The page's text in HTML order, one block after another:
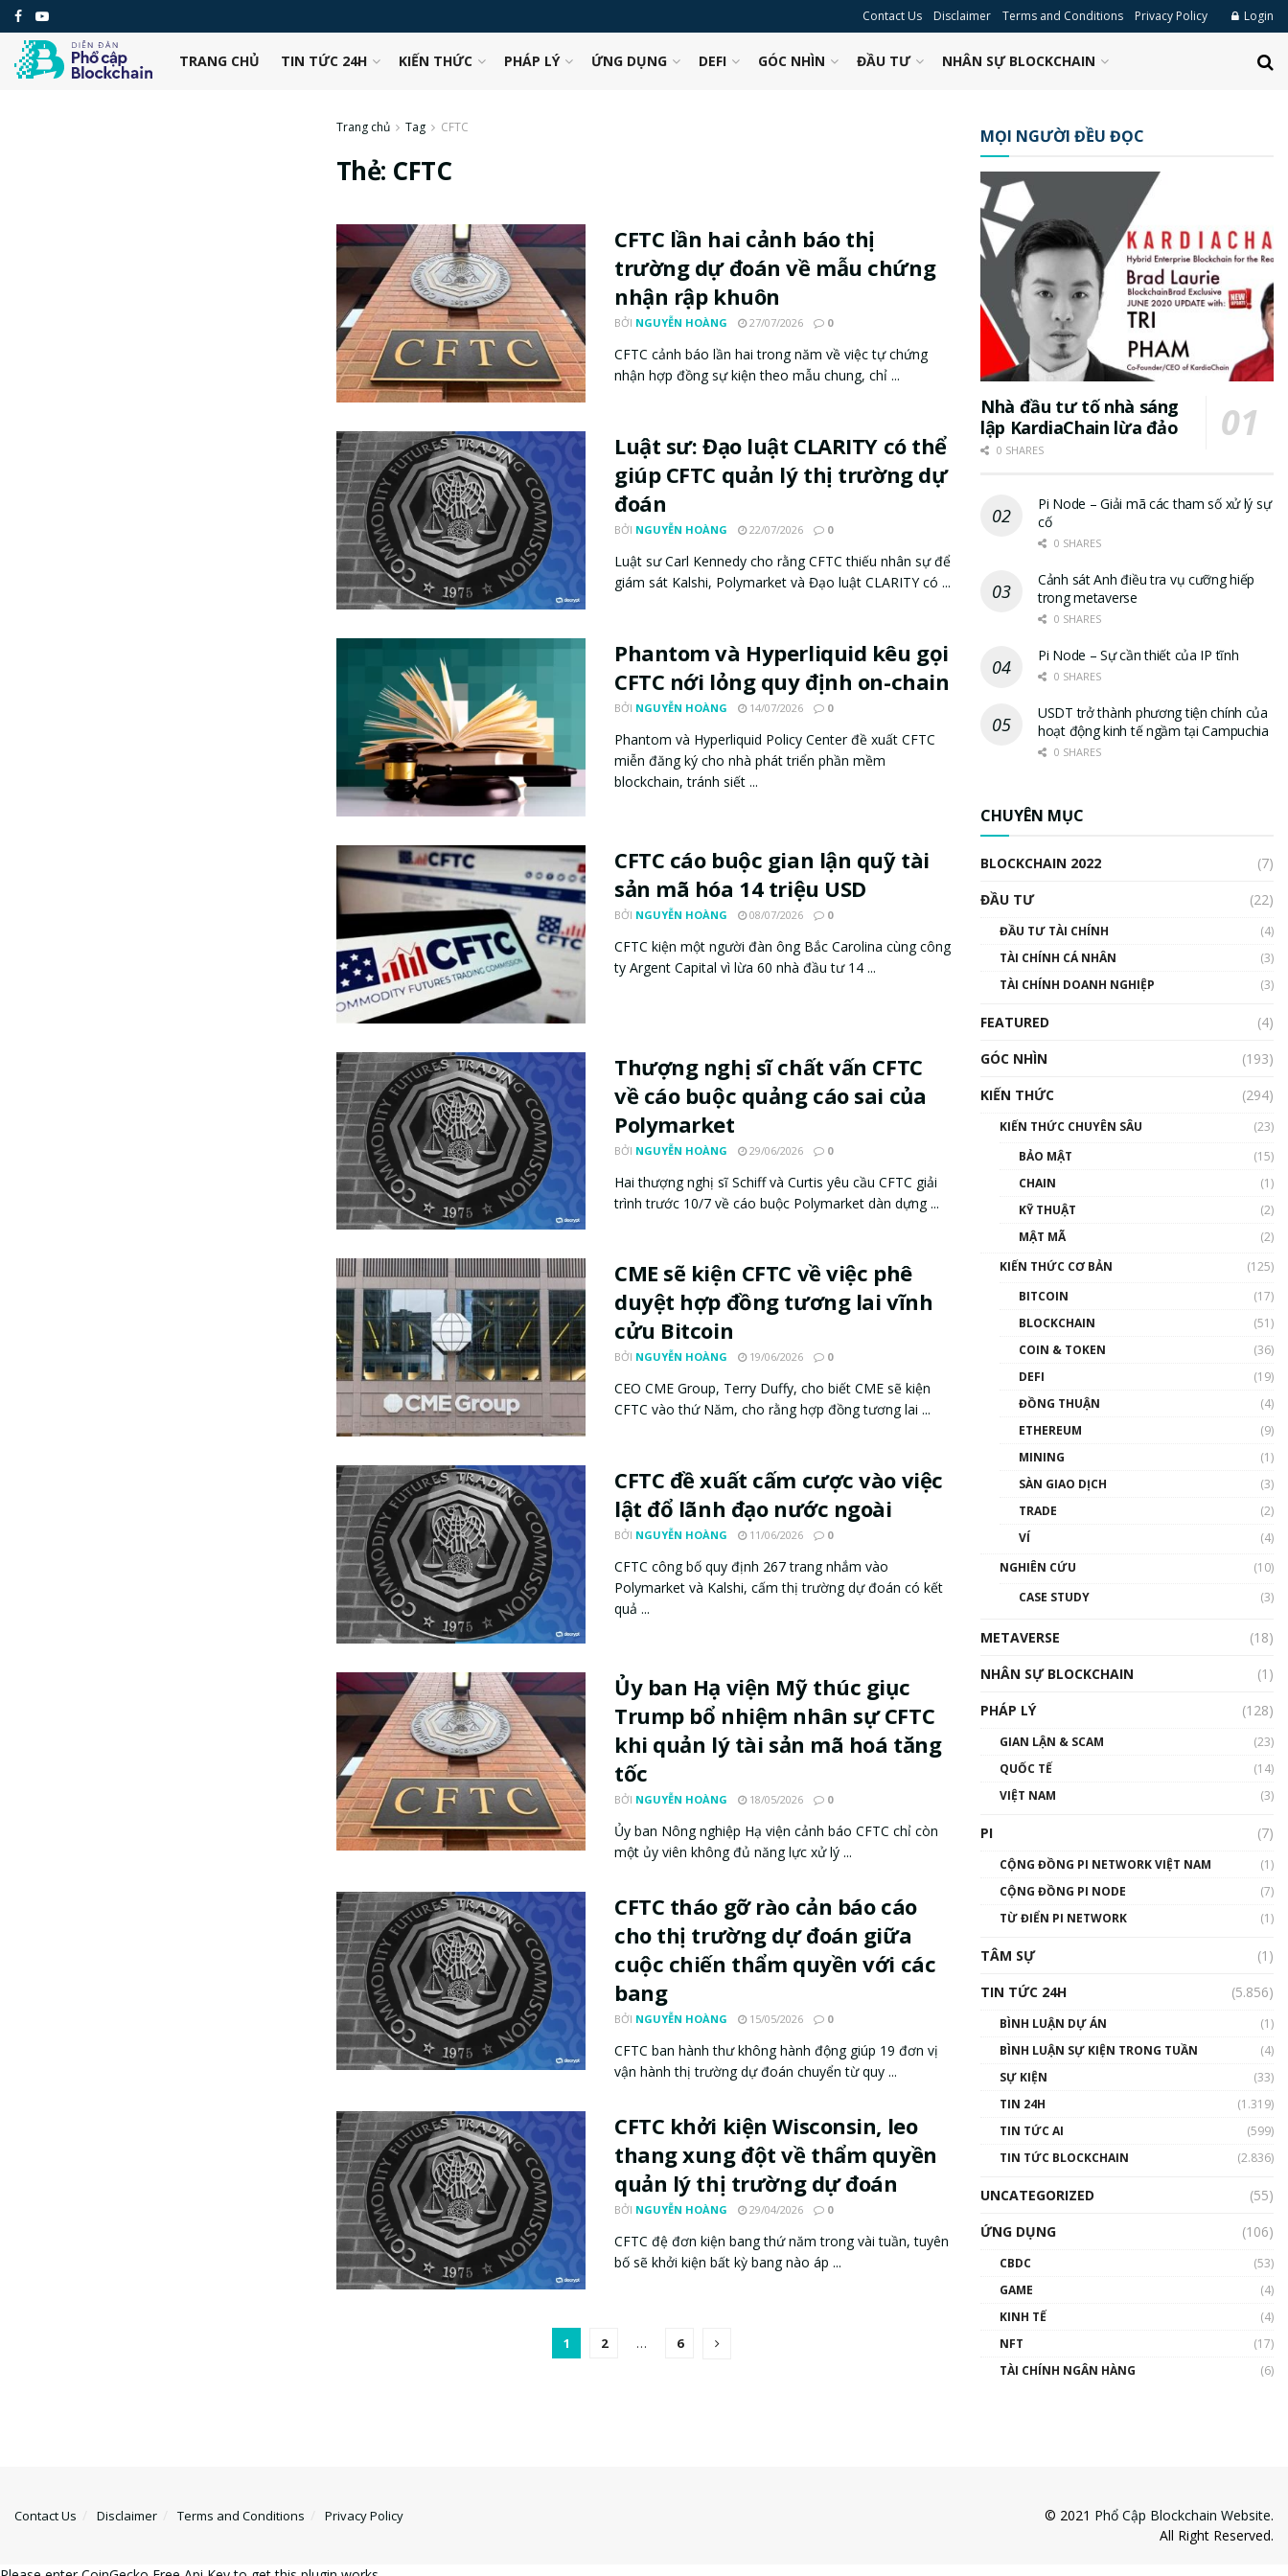
Contact Us Disclaimer Terms and Conditions Privacy Policy Login
TRANG CHỦ TIN TỨC 24H KIẾN THỨC PHÁP LÝ ỨNG DỤNG DEFI GÓC NHÌN ĐẦU TƯ NHÂN SỰ BLOCKCHAIN
Trang chủ Tag CFTC
Thẻ: CFTC
CFTC lần hai cảnh báo thị
trường dự đoán về mẫu chứng
nhận rập khuôn
BỞI NGUYỄN HOÀNG 27/07/2026 0
CFTC cảnh báo lần hai trong năm về việc tự chứng
nhận hợp đồng sự kiện theo mẫu chung, chỉ ...
Luật sư: Đạo luật CLARITY có thể
giúp CFTC quản lý thị trường dự
đoán
BỞI NGUYỄN HOÀNG 22/07/2026 0
Luật sư Carl Kennedy cho rằng CFTC thiếu nhân sự để
giám sát Kalshi, Polymarket và Đạo luật CLARITY có ...
Phantom và Hyperliquid kêu gọi
CFTC nới lỏng quy định on-chain
BỞI NGUYỄN HOÀNG 14/07/2026 0
Phantom và Hyperliquid Policy Center đề xuất CFTC
miễn đăng ký cho nhà phát triển phần mềm
blockchain, tránh siết ...
CFTC cáo buộc gian lận quỹ tài
sản mã hóa 14 triệu USD
BỞI NGUYỄN HOÀNG 08/07/2026 0
CFTC kiện một người đàn ông Bắc Carolina cùng công
ty Argent Capital vì lừa 60 nhà đầu tư 14 ...
Thượng nghị sĩ chất vấn CFTC
về cáo buộc quảng cáo sai của
Polymarket
BỞI NGUYỄN HOÀNG 29/06/2026 0
Hai thượng nghị sĩ Schiff và Curtis yêu cầu CFTC giải
trình trước 10/7 về cáo buộc Polymarket dàn dựng ...
CME sẽ kiện CFTC về việc phê
duyệt hợp đồng tương lai vĩnh
cửu Bitcoin
BỞI NGUYỄN HOÀNG 19/06/2026 0
CEO CME Group, Terry Duffy, cho biết CME sẽ kiện
CFTC vào thứ Năm, cho rằng hợp đồng tương lai ...
CFTC đề xuất cấm cược vào việc
lật đổ lãnh đạo nước ngoài
BỞI NGUYỄN HOÀNG 11/06/2026 0
CFTC công bố quy định 267 trang nhắm vào
Polymarket và Kalshi, cấm thị trường dự đoán có kết
quả ...
Ủy ban Hạ viện Mỹ thúc giục
Trump bổ nhiệm nhân sự CFTC
khi quản lý tài sản mã hoá tăng
tốc
BỞI NGUYỄN HOÀNG 18/05/2026 0
Ủy ban Nông nghiệp Hạ viện cảnh báo CFTC chỉ còn
một ủy viên không đủ năng lực xử lý ...
CFTC tháo gỡ rào cản báo cáo
cho thị trường dự đoán giữa
cuộc chiến thẩm quyền với các
bang
BỞI NGUYỄN HOÀNG 15/05/2026 0
CFTC ban hành thư không hành động giúp 19 đơn vị
vận hành thị trường dự đoán chuyển từ quy ...
CFTC khởi kiện Wisconsin, leo
thang xung đột về thẩm quyền
quản lý thị trường dự đoán
BỞI NGUYỄN HOÀNG 29/04/2026 0
CFTC đệ đơn kiện bang thứ năm trong vài tuần, tuyên
bố sẽ khởi kiện bất kỳ bang nào áp ...
1 2 … 6
MỌI NGƯỜI ĐỀU ĐỌC
Nhà đầu tư tố nhà sáng
lập KardiaChain lừa đảo
0 SHARES
Pi Node – Giải mã các tham số xử lý sự
cố
0 SHARES
Cảnh sát Anh điều tra vụ cưỡng hiếp
trong metaverse
0 SHARES
Pi Node – Sự cần thiết của IP tĩnh
0 SHARES
USDT trở thành phương tiện chính của
hoạt động kinh tế ngầm tại Campuchia
0 SHARES
CHUYÊN MỤC
BLOCKCHAIN 2022
(7)
ĐẦU TƯ
(22)
ĐẦU TƯ TÀI CHÍNH
(4)
TÀI CHÍNH CÁ NHÂN
(3)
TÀI CHÍNH DOANH NGHIỆP
(3)
FEATURED
(4)
GÓC NHÌN
(193)
KIẾN THỨC
(294)
KIẾN THỨC CHUYÊN SÂU
(23)
BẢO MẬT
(15)
CHAIN
(1)
KỸ THUẬT
(2)
MẬT MÃ
(2)
KIẾN THỨC CƠ BẢN
(125)
BITCOIN
(17)
BLOCKCHAIN
(51)
COIN & TOKEN
(36)
DEFI
(19)
ĐỒNG THUẬN
(4)
ETHEREUM
(9)
MINING
(1)
SÀN GIAO DỊCH
(3)
TRADE
(2)
VÍ
(4)
NGHIÊN CỨU
(10)
CASE STUDY
(3)
METAVERSE
(18)
NHÂN SỰ BLOCKCHAIN
(1)
PHÁP LÝ
(128)
GIAN LẬN & SCAM
(23)
QUỐC TẾ
(14)
VIỆT NAM
(3)
PI (7)
CỘNG ĐỒNG PI NETWORK VIỆT NAM
(1)
CỘNG ĐỒNG PI NODE
(7)
TỪ ĐIỂN PI NETWORK
(1)
TÂM SỰ
(1)
TIN TỨC 24H
(5.856)
BÌNH LUẬN DỰ ÁN
(1)
BÌNH LUẬN SỰ KIỆN TRONG TUẦN
(4)
SỰ KIỆN
(33)
TIN 24H
(1.319)
TIN TỨC AI
(599)
TIN TỨC BLOCKCHAIN
(2.836)
UNCATEGORIZED
(55)
ỨNG DỤNG
(106)
CBDC
(53)
GAME
(4)
KINH TẾ
(4)
NFT
(17)
TÀI CHÍNH NGÂN HÀNG
(6)
Contact Us Disclaimer Terms and Conditions Privacy Policy © 2021 Phổ Cập Blockchain Website.
All Right Reserved.